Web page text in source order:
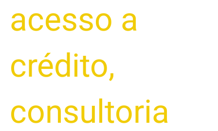
acesso a
crédito,
consultoria